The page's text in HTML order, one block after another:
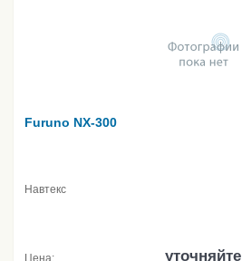
Furuno NX-300
Навтекс
Цена: уточняйте